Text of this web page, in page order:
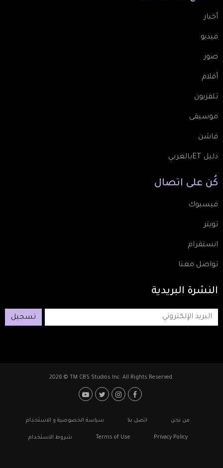
أخبار
فيديو
صور
أفلام
تلفزيون
موسيقى
فاشن
دليل ETبالعربي
كُن على اتصال
فيسبوك
تويتر
انستقرام
تواصل معنا
النشرة البريدية
تسجيل
2026 © TM CBS Studios Inc. All Rights Reserved.
Footer: Social Media
Footerمن نحن اتصل بنا سياسة الخصوصية و الاستخدام
Privacy Policy
Terms of Use شروط الاستخدام